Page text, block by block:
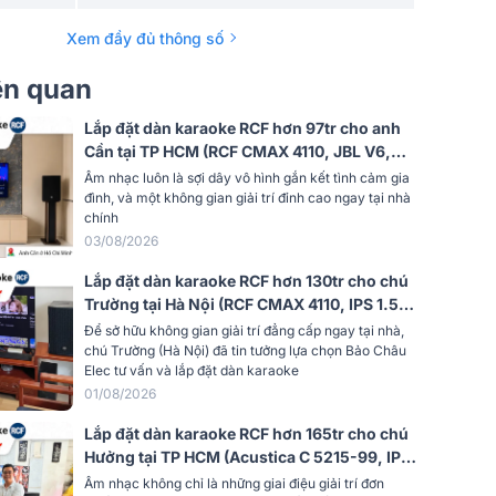
20m2 - 30m2
âm
128dB
8 ohms
x
120° x 60°
Không công suất (Passive)
2 đường tiếng
Loa fullrange (phổ thông)
Karaoke, Nghe nhạc, Sân khấu, Gia
đình, Sự kiện, Quán cafe, Nhà hàng
Xem đầy đủ thông số
quan
Lắp đặt dàn karaoke RCF hơn 97tr cho anh
Cần tại TP HCM (RCF CMAX 4110, JBL V6,
JBL KX190, Alto TS12S, JBL VM300)
Âm nhạc luôn là sợi dây vô hình gắn kết tình cảm gia
đình, và một không gian giải trí đỉnh cao ngay tại nhà
chính
03/08/2026
Lắp đặt dàn karaoke RCF hơn 130tr cho chú
Trường tại Hà Nội (RCF CMAX 4110, IPS 1.5K,
JBL VX9, 702AS MK3, VM300,…)
Để sở hữu không gian giải trí đẳng cấp ngay tại nhà,
chú Trường (Hà Nội) đã tin tưởng lựa chọn Bảo Châu
Elec tư vấn và lắp đặt dàn karaoke
01/08/2026
Lắp đặt dàn karaoke RCF hơn 165tr cho chú
Hưởng tại TP HCM (Acustica C 5215-99, IPS
2.5K, AAP K9900II Luxury, RCF 705-AS
Âm nhạc không chỉ là những giai điệu giải trí đơn